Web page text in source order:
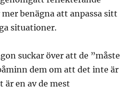
benägna att anpassa sitt
situationer.
suckar över att de ”måste
dem om att det inte är
är en av de mest